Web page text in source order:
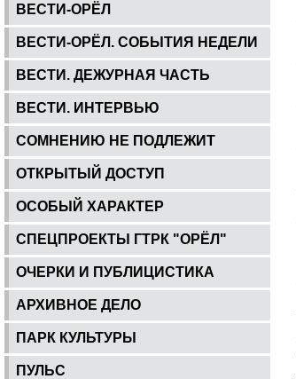
ВЕСТИ-ОРЁЛ
ВЕСТИ-ОРЁЛ. СОБЫТИЯ НЕДЕЛИ
ВЕСТИ. ДЕЖУРНАЯ ЧАСТЬ
ВЕСТИ. ИНТЕРВЬЮ
СОМНЕНИЮ НЕ ПОДЛЕЖИТ
ОТКРЫТЫЙ ДОСТУП
ОСОБЫЙ ХАРАКТЕР
СПЕЦПРОЕКТЫ ГТРК "ОРЁЛ"
ОЧЕРКИ И ПУБЛИЦИСТИКА
АРХИВНОЕ ДЕЛО
ПАРК КУЛЬТУРЫ
ПУЛЬС